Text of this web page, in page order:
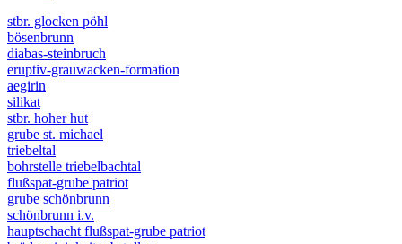
stbr. glocken pöhl
bösenbrunn
diabas-steinbruch
eruptiv-grauwacken-formation
aegirin
silikat
stbr. hoher hut
grube st. michael
triebeltal
bohrstelle triebelbachtal
flußspat-grube patriot
grube schönbrunn
schönbrunn i.v.
hauptschacht flußspat-grube patriot